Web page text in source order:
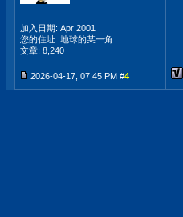
加入日期: Apr 2001
您的住址: 地球的某一角
文章: 8,240
2026-04-17, 07:45 PM #4